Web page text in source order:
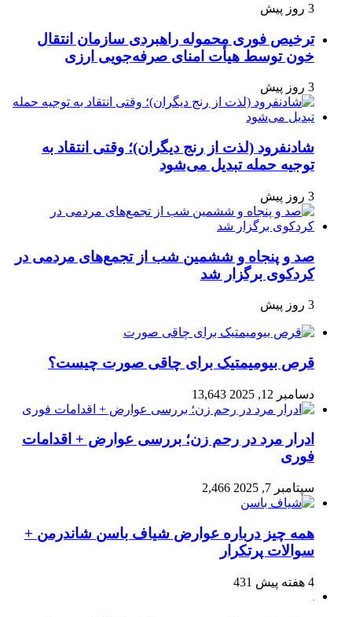
3 روز پیش
ترخیص فوری محموله راهبردی سازمان انتقال
خون توسط هیأت امنای صرفه‌جویی ارزی
3 روز پیش
شادنفرود (لذت از رنج دیگران)؛ وقتی انتقاد به
توجیه حمله تبدیل می‌شود
3 روز پیش
صد و پنجاه‌ و ششمین شب از تجمع‌های مردمی در
کردکوی برگزار شد
3 روز پیش
قرص بیومیمتیک برای چاقی صورت چیست؟
دسامبر 12, 2025 13,643
ادرار مرد در رحم زن؛ بررسی عوارض + اقدامات
فوری
سپتامبر 7, 2025 2,466
همه چیز درباره عوارض شیاف باسن شاندرمن +
سوالات پرتکرار
4 هفته پیش 431